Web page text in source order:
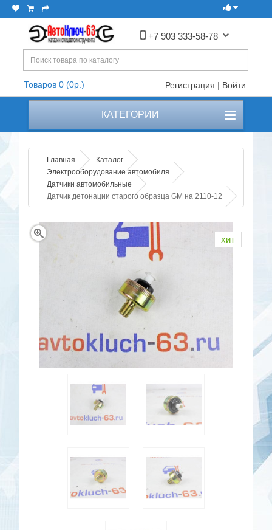
+7 903 333-58-78
Товаров 0 (0р.) Регистрация | Войти
КАТЕГОРИИ
Главная
Каталог
Электрооборудование автомобиля
Датчики автомобильные
Датчик детонации старого образца GM на 2110-12
хит